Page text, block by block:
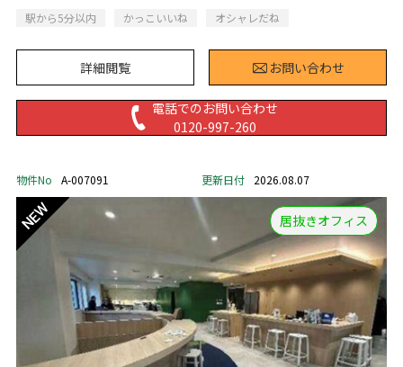
駅から5分以内
かっこいいね オシャレだね
詳細閲覧 お問い合わせ
電話でのお問い合わせ
0120-997-260
物件No A-007091 更新日付 2026.08.07
居抜きオフィス